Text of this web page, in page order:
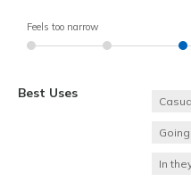
Feels too narrow
Best Uses
In